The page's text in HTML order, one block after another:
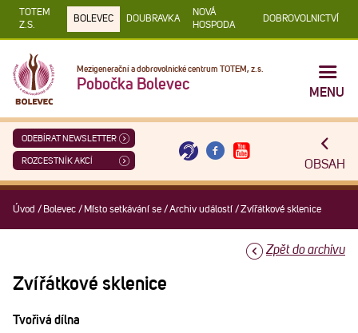
TOTEM
Z.S.
BOLEVEC DOUBRAVKA
NOVÁ
HOSPODA
DOBROVOLNICTVÍ
Mezigenerační a dobrovolnické centrum TOTEM, z.s.
Pobočka Bolevec
MENU
ODEBÍRAT NEWSLETTER
ROZCESTNÍK AKCÍ OBSAH
Úvod / Bolevec / Místo setkávání se /Archiv událostí /Zvířátkové sklenice
Zpět do archivu
Zvířátkové sklenice
Tvořivá dílna